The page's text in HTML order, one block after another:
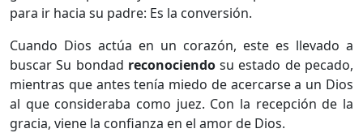
para ir hacia su padre: Es la conversión.
Cuando Dios actúa en un corazón, este es llevado a
buscar Su bondad reconociendosu estado de pecado,
mientras que antes tenía miedo de acercarse a un Dios
al que consideraba como juez. Con la recepción de la
gracia, viene la confianza en el amor de Dios.